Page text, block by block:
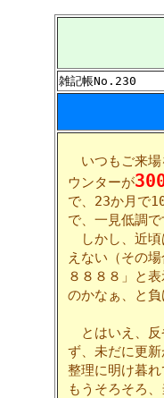
雑記帳No.230
いつもご来場
ウンターが
で、23か月で
で、一見低調で
しかし、近頃
えない（その
８８８８」と
のかなぁ、と負
とはいえ、反
ず、未だに更
整理に明け暮
もうそろそろ